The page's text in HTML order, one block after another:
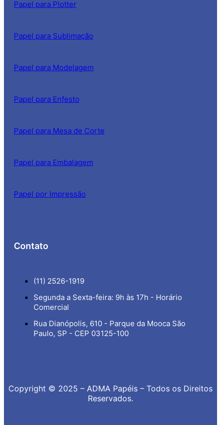
Papel para Plotter
Papel para Sublimação
Papel para Modelagem
Papel para Enfesto
Papel para Mesa de Corte
Papel para Embalagem
Papel por Impressão
Contato
(11) 2526-1919
Segunda a Sexta-feira: 9h às 17h - Horário
Comercial
Rua Dianópolis, 610 - Parque da Mooca São
Paulo, SP - CEP 03125-100
Copyright © 2025 – ADMA Papéis – Todos os Direitos
Reservados.